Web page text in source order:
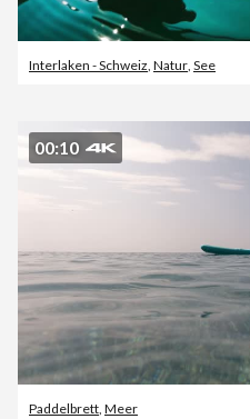
Interlaken - Schweiz, Natur, See
00:10
Paddelbrett, Meer